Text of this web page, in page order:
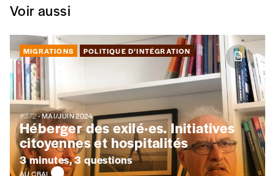
Je m'abonne à l'Imag
Format papier (livraison uniquement
en Belgique)
Format numérique
Je commande au numéro
Voir aussi
MIGRATIONS POLITIQUE D’INTÉGRATION
#372- MAI/JUIN 2024
Héberger des exilé·es. Initiatives
citoyennes et hospitalités
3 minutes, 3 questions
AU CBAI